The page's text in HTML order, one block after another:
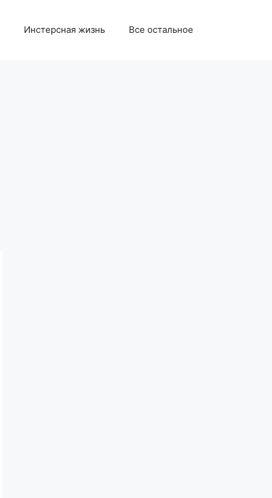
Инстерсная жизнь Все остальное